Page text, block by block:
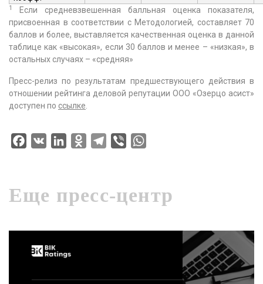
1
Если средневзвешенная балльная оценка показателя,
присвоенная в соответствии с Методологией, составляет 70
баллов и более, выставляется качественная оценка в данной
таблице как «высокая», если 30 баллов и менее – «низкая», в
остальных случаях – «средняя»
Пресс-релиз по результатам предшествующего действия в
отношении рейтинга деловой репутации ООО «Озерцо асист»
доступен по ссылке
Facebook
VK LinkedInOdnoklassniki
Telegram
Viber
Еще пресс-центр